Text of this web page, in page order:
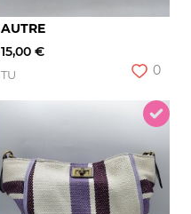
AUTRE
15,00 €
TU 0